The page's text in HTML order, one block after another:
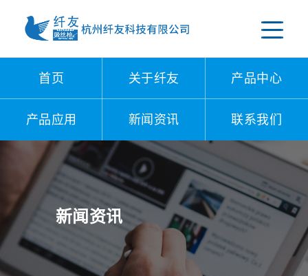
首页 关于纤友 产品中心
产品应用 新闻资讯 联系我们
新闻资讯